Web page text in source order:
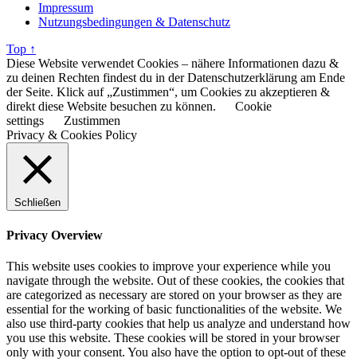
Impressum
Nutzungsbedingungen & Datenschutz
Top ↑
Diese Website verwendet Cookies – nähere Informationen dazu &
zu deinen Rechten findest du in der Datenschutzerklärung am Ende
der Seite. Klick auf „Zustimmen“, um Cookies zu akzeptieren &
direkt diese Website besuchen zu können.
Cookie
settings
Zustimmen
Privacy & Cookies Policy
Schließen
Privacy Overview
This website uses cookies to improve your experience while you
navigate through the website. Out of these cookies, the cookies that
are categorized as necessary are stored on your browser as they are
essential for the working of basic functionalities of the website. We
also use third-party cookies that help us analyze and understand how
you use this website. These cookies will be stored in your browser
only with your consent. You also have the option to opt-out of these